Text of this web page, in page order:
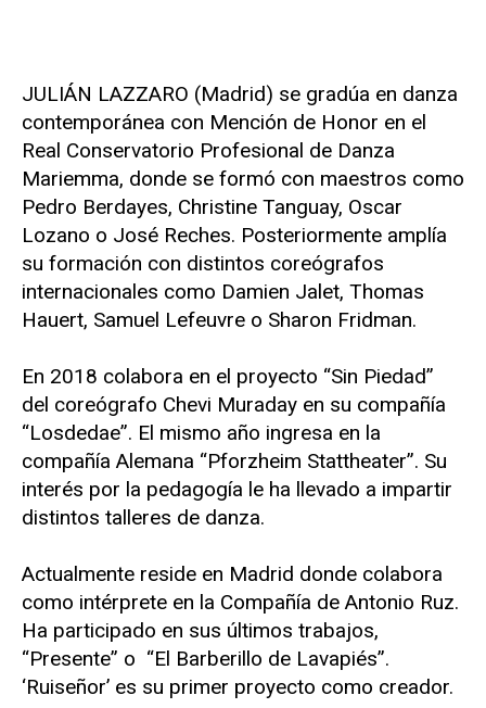
JULIÁN LAZZARO (Madrid) se gradúa en danza
contemporánea con Mención de Honor en el
Real Conservatorio Profesional de Danza
Mariemma, donde se formó con maestros como
Pedro Berdayes, Christine Tanguay, Oscar
Lozano o José Reches. Posteriormente amplía
su formación con distintos coreógrafos
internacionales como Damien Jalet, Thomas
Hauert, Samuel Lefeuvre o Sharon Fridman.
En 2018 colabora en el proyecto “Sin Piedad”
del coreógrafo Chevi Muraday en su compañía
“Losdedae”. El mismo año ingresa en la
compañía Alemana “Pforzheim Stattheater”. Su
interés por la pedagogía le ha llevado a impartir
distintos talleres de danza.
Actualmente reside en Madrid donde colabora
como intérprete en la Compañía de Antonio Ruz.
Ha participado en sus últimos trabajos,
“Presente” o “El Barberillo de Lavapiés”.
‘Ruiseñor’ es su primer proyecto como creador.